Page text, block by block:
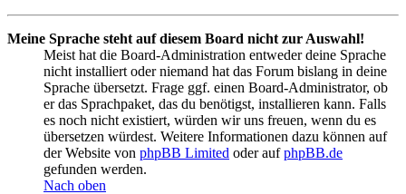
Meine Sprache steht auf diesem Board nicht zur Auswahl!
Meist hat die Board-Administration entweder deine Sprache
nicht installiert oder niemand hat das Forum bislang in deine
Sprache übersetzt. Frage ggf. einen Board-Administrator, ob
er das Sprachpaket, das du benötigst, installieren kann. Falls
es noch nicht existiert, würden wir uns freuen, wenn du es
übersetzen würdest. Weitere Informationen dazu können auf
der Website von phpBB Limited oder aufphpBB.de
gefunden werden.
Nach oben